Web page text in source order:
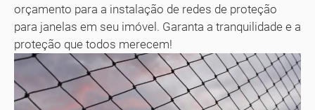
orçamento para a instalação de redes de proteção
para janelas em seu imóvel. Garanta a tranquilidade e a
proteção que todos merecem!